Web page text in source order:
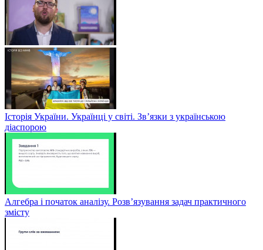
Історія України. Українці у світі. Зв’язки з українською
діаспорою
Алгебра і початок аналізу. Розв’язування задач практичного
змісту